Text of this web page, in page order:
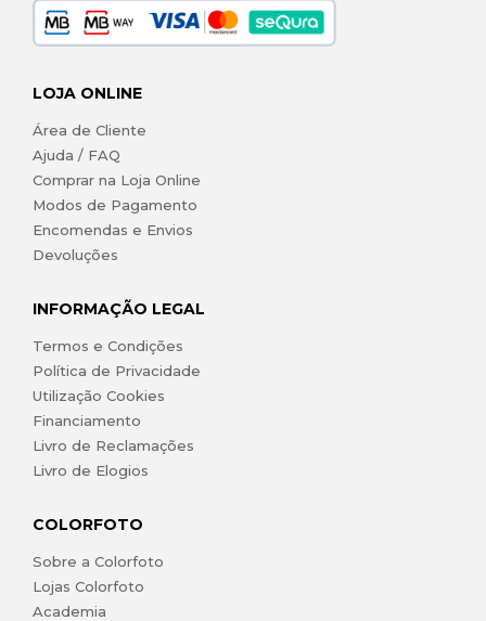
LOJA ONLINE
Área de Cliente
Ajuda / FAQ
Comprar na Loja Online
Modos de Pagamento
Encomendas e Envios
Devoluções
INFORMAÇÃO LEGAL
Termos e Condições
Política de Privacidade
Utilização Cookies
Financiamento
Livro de Reclamações
Livro de Elogios
COLORFOTO
Sobre a Colorfoto
Lojas Colorfoto
Academia